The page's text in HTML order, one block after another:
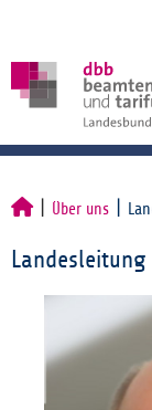
Über uns
Landesleitung